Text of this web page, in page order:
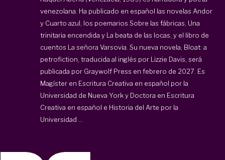
venezolana. Ha publicado en español las novelas Andor
y Cuarto azul, los poemarios Sobre las fábricas, Una
trinitaria encendida y La beata de las locas, y el libro de
cuentos La señora Varsovia. Su nueva novela, Bloat: a
petrofiction, traducida al inglés por Lizzie Davis, será
publicada por Graywolf Press en febrero de 2027. Es
Magíster en Escritura Creativa en español por la
Universidad de Nueva York y Doctora en Escritura
Creativa en español e Historia del Arte por la
Universidad ...